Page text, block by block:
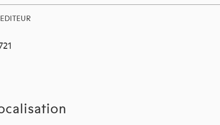
EDITEUR